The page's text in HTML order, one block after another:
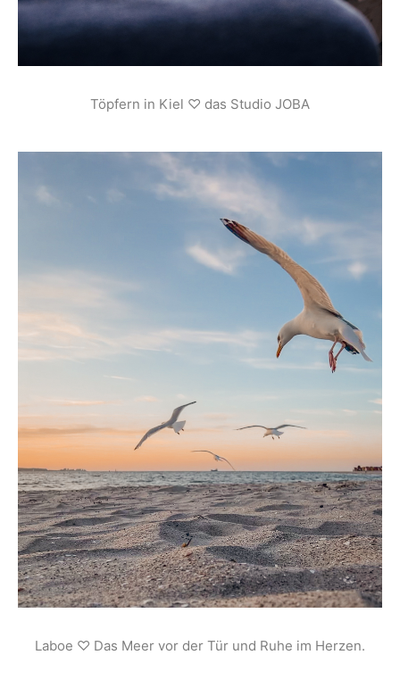
Töpfern in Kiel ♡ das Studio JOBA
Laboe ♡ Das Meer vor der Tür und Ruhe im Herzen.